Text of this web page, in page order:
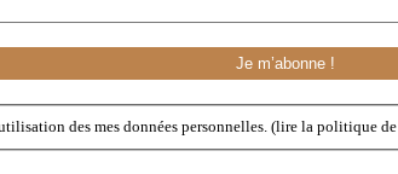
des mes données personnelles. (lire la politique